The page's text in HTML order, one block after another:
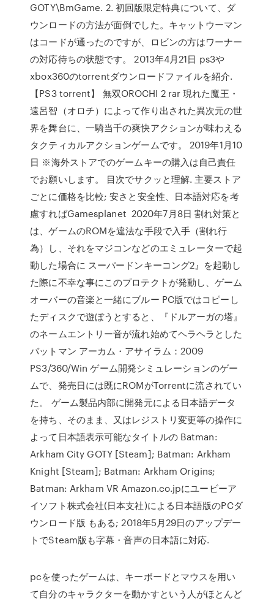
GOTY\BmGame. 2. 初回版限定特典について、ダ
ウンロードの方法が面倒でした。キャットウーマン
はコードが通ったのですが、ロビンの方はワーナー
の対応待ちの状態です。 2013年4月21日 ps3や
xbox360のtorrentダウンロードファイルを紹介.
【PS3 torrent】 無双OROCHI 2 rar 現れた魔王・
遠呂智（オロチ）によって作り出された異次元の世
界を舞台に、一騎当千の爽快アクションが味わえる
タクティカルアクションゲームです。 2019年1月10
日 ※海外ストアでのゲームキーの購入は自己責任
でお願いします。 目次でサクッと理解. 主要ストア
ごとに価格を比較; 安さと安全性、日本語対応を考
慮すればGamesplanet 2020年7月8日 割れ対策と
は、ゲームのROMを違法な手段で入手（割れ行
為）し、それをマジコンなどのエミュレーターで起
動した場合に スーパードンキーコング2』を起動し
た際に不幸な事にこのプロテクトが発動し、ゲーム
オーバーの音楽と一緒にブルー PC版ではコピーし
たディスクで遊ぼうとすると、『ドルアーガの塔』
のネームエントリー音が流れ始めてヘラヘラとした
バットマン アーカム・アサイラム：2009
PS3/360/Win ゲーム開発シミュレーションのゲー
ムで、発売日には既にROMがTorrentに流されてい
た。 ゲーム製品内部に開発元による日本語データ
を持ち、そのまま、又はレジストリ変更等の操作に
よって日本語表示可能なタイトルの Batman:
Arkham City GOTY [Steam]; Batman: Arkham
Knight [Steam]; Batman: Arkham Origins;
Batman: Arkham VR Amazon.co.jpにユービーア
イソフト株式会社(日本支社)による日本語版のPCダ
ウンロード版 もある; 2018年5月29日のアップデー
トでSteam版も字幕・音声の日本語に対応.
pcを使ったゲームは、キーボードとマウスを用い
て自分のキャラクターを動かすという人がほとんど